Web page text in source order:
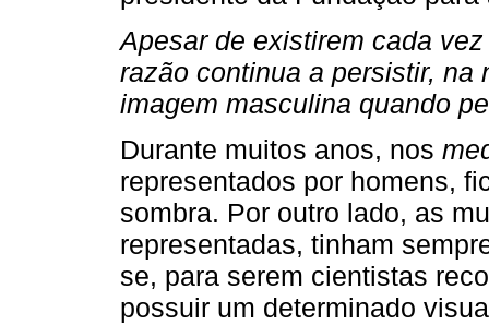
Apesar de existirem cada
razão continua a persistir, na
imagem masculina quando
Durante muitos anos, nos
representados por homens,
sombra. Por outro lado, as
representadas, tinham
se, para serem cientistas
possuir um determinado